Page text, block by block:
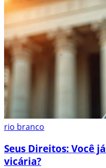
rio branco
Seus Direitos: Você
vicária?